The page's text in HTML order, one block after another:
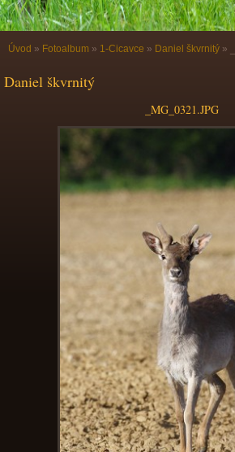
Úvod » Fotoalbum » 1-Cicavce » Daniel škvrnitý »
Daniel škvrnitý
_MG_0321.JPG